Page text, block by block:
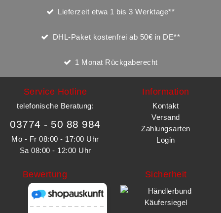
Lieferzeit etwa 1 bis 3 Werktage**
DHL-Paket kostenfrei ab 50€ in DE**
1 Monat Rückgaberecht
Service Hotline
telefonische Beratung:
03774 - 50 88 984
Mo - Fr 08:00 - 17:00 Uhr
Sa 08:00 - 12:00 Uhr
Information
Kontakt
Versand
Zahlungsarten
Login
Bewertung Sicherheit